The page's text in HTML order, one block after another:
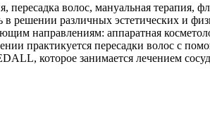
волос, мануальная терапия,
решении различных эстетических и
направлениям: аппаратная
практикуется пересадки волос с
которое занимается лечением